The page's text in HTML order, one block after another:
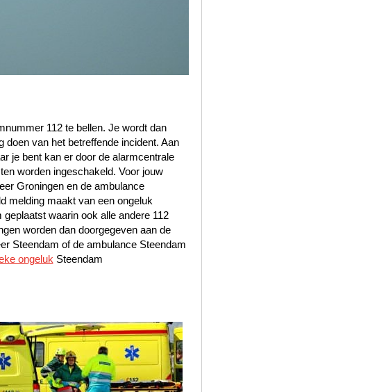
112 te bellen. Je wordt dan
van het betreffende incident. Aan
je bent kan er door de alarmcentrale
worden ingeschakeld. Voor jouw
Groningen en de ambulance
melding maakt van een ongeluk
waarin ook alle andere 112
worden dan doorgegeven aan de
Steendam of de ambulance Steendam
ongeluk Steendam